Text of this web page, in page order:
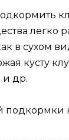
легко
в сухом
кусту
и др.